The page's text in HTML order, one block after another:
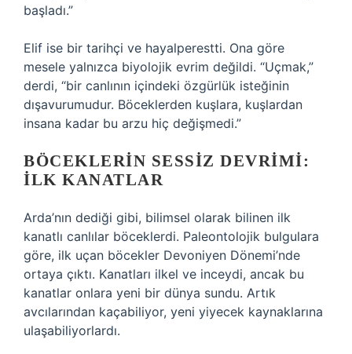
başladı.”
Elif ise bir tarihçi ve hayalperestti. Ona göre
mesele yalnızca biyolojik evrim değildi. “Uçmak,”
derdi, “bir canlının içindeki özgürlük isteğinin
dışavurumudur. Böceklerden kuşlara, kuşlardan
insana kadar bu arzu hiç değişmedi.”
BÖCEKLERIN SESSIZ DEVRIMI:
İLK KANATLAR
Arda’nın dediği gibi, bilimsel olarak bilinen ilk
kanatlı canlılar böceklerdi. Paleontolojik bulgulara
göre, ilk uçan böcekler Devoniyen Dönemi’nde
ortaya çıktı. Kanatları ilkel ve inceydi, ancak bu
kanatlar onlara yeni bir dünya sundu. Artık
avcılarından kaçabiliyor, yeni yiyecek kaynaklarına
ulaşabiliyorlardı.